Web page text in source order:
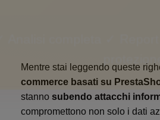
protezione
Mentre stai leggendo queste
commerce basati su
stanno subendo attacchi
compromettono non solo i dati